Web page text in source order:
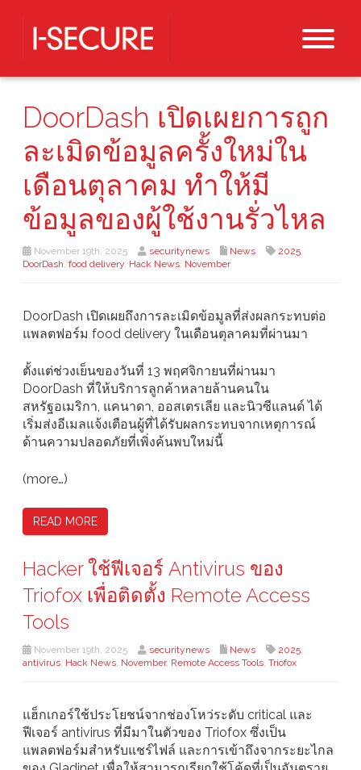
DoorDash เปิดเผยการถูก
ละเมิดข้อมูลครั้งใหม่ใน
เดือนตุลาคม ทำให้มี
ข้อมูลของผู้ใช้งานรั่วไหล
November 19th, 2025 securitynews News 2025,
DoorDash, food delivery, Hack News, November
DoorDash เปิดเผยถึงการละเมิดข้อมูลที่ส่งผลกระทบต่อ
แพลตฟอร์ม food delivery ในเดือนตุลาคมที่ผ่านมา
ตั้งแต่ช่วงเย็นของวันที่ 13 พฤศจิกายนที่ผ่านมา
DoorDash ที่ให้บริการลูกค้าหลายล้านคนใน
สหรัฐอเมริกา, แคนาดา, ออสเตรเลีย และนิวซีแลนด์ ได้
เริ่มส่งอีเมลแจ้งเตือนผู้ที่ได้รับผลกระทบจากเหตุการณ์
ด้านความปลอดภัยที่เพิ่งค้นพบใหม่นี้
(more…)
READ MORE
Hacker ใช้ฟีเจอร์ Antivirus ของ
Triofox เพื่อติดตั้ง Remote Access
Tools
November 19th, 2025 securitynews News 2025,
antivirus, Hack News, November, Remote Access Tools, Triofox
แฮ็กเกอร์ใช้ประโยชน์จากช่องโหว่ระดับ critical และ
ฟีเจอร์ antivirus ที่มีมาในตัวของ Triofox ซึ่งเป็น
แพลตฟอร์มสำหรับแชร์ไฟล์ และการเข้าถึงจากระยะไกล